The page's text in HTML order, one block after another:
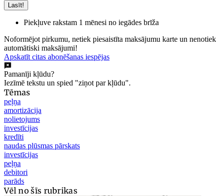
Lasīt!
Piekļuve rakstam 1 mēnesi no iegādes brīža
Noformējot pirkumu, netiek piesaistīta maksājumu karte un nenotiek
automātiski maksājumi!
Apskatīt citas abonēšanas iespējas
Pamanīji kļūdu?
Iezīmē tekstu un spied "ziņot par kļūdu".
Tēmas
peļņa
amortizācija
nolietojums
investīcijas
kredīti
naudas plūsmas pārskats
investīcijas
peļņa
debitori
parāds
Vēl no šīs rubrikas